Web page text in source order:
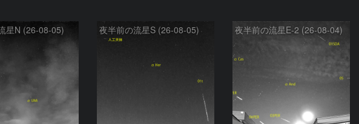
星N (26-08-05) 夜半前の流星S (26-08-05) 夜半前の流星E-2 (26-08-04)